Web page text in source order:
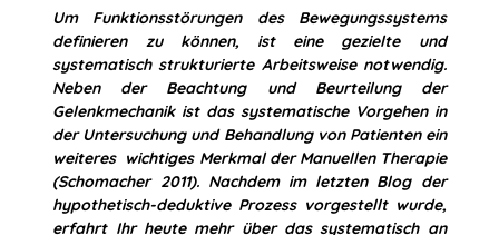
Um Funktionsstörungen des Bewegungssystems
definieren zu können, ist eine gezielte und
systematisch strukturierte Arbeitsweise notwendig.
Neben der Beachtung und Beurteilung der
Gelenkmechanik ist das systematische Vorgehen in
der Untersuchung und Behandlung von Patienten ein
weiteres wichtiges Merkmal der Manuellen Therapie
(Schomacher 2011). Nachdem im letzten Blog der
hypothetisch-deduktive Prozess vorgestellt wurde,
erfahrt Ihr heute mehr über das systematisch an